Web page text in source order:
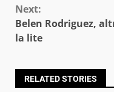
Next:
Belen Rodriguez,
la lite
RELATED STORIES